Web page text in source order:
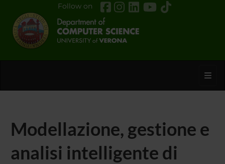
Follow on
Modellazione, gestione e
analisi intelligente di